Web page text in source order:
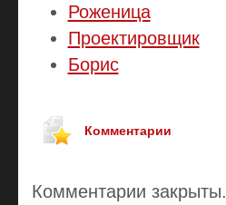
Роженица
Проектировщик
Борис
Комментарии
Комментарии закрыты.